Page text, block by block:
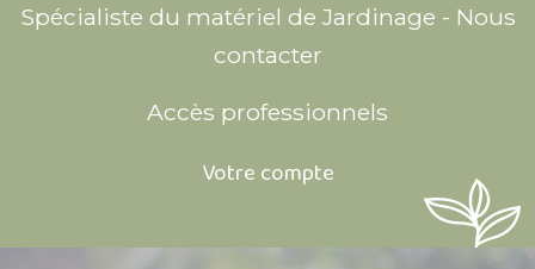
Spécialiste du matériel de Jardinage - Nous
contacter
Accès professionnels
Votre compte